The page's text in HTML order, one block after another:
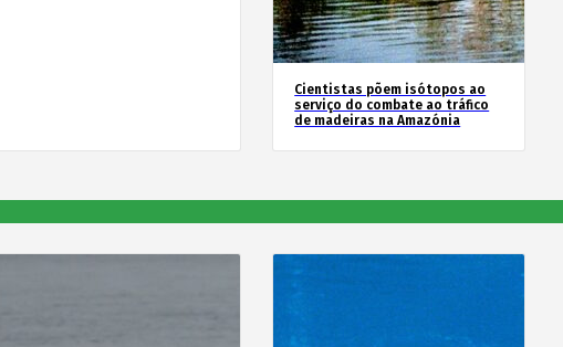
Cientistas põem isótopos ao
serviço do combate ao tráfico
de madeiras na Amazónia